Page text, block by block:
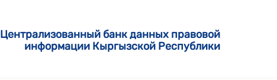
Централизованный банк данных правовой
информации Кыргызской Республики